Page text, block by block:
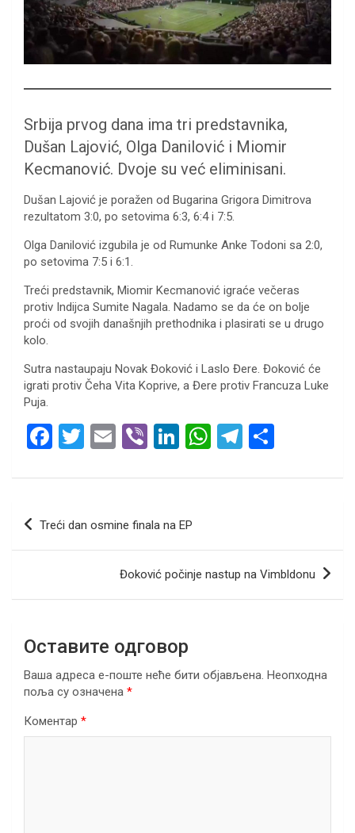
Srbija prvog dana ima tri predstavnika,
Dušan Lajović, Olga Danilović i Miomir
Kecmanović. Dvoje su već eliminisani.
Dušan Lajović je poražen od Bugarina Grigora Dimitrova
rezultatom 3:0, po setovima 6:3, 6:4 i 7:5.
Olga Danilović izgubila je od Rumunke Anke Todoni sa 2:0,
po setovima 7:5 i 6:1.
Treći predstavnik, Miomir Kecmanović igraće večeras
protiv Indijca Sumite Nagala. Nadamo se da će on bolje
proći od svojih današnjih prethodnika i plasirati se u drugo
kolo.
Sutra nastaupaju Novak Đoković i Laslo Đere. Đoković će
igrati protiv Čeha Vita Koprive, a Đere protiv Francuza Luke
Puja.
F
ce
b
o
T
tt
E
ail
Vi
er
Li
ke
dI
n
W
at
p
T
e
m
ar
Кретање
чланка
Treći dan osmine finala na EP
Đoković počinje nastup na Vimbldonu
Оставите одговор
Ваша адреса е-поште неће бити објављена. Неопходна
поља су означена *
Коментар *